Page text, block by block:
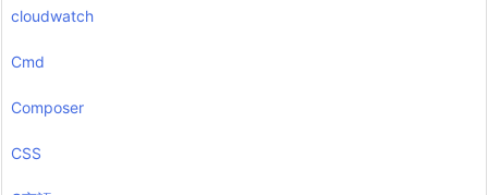
cloudwatch
Cmd
Composer
CSS